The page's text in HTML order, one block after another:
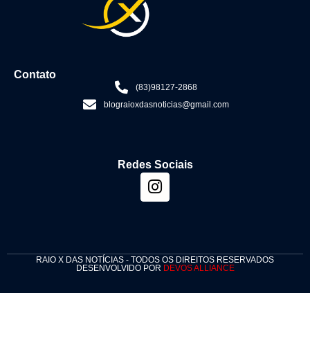
Contato
(83)98127-2868
blograioxdasnoticias@gmail.com
Redes Sociais
RAIO X DAS NOTÍCIAS - TODOS OS DIREITOS RESERVADOS
DESENVOLVIDO POR DEVOS ALLIANCE